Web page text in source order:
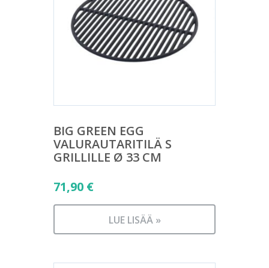
BIG GREEN EGG
VALURAUTARITILÄ S
GRILLILLE Ø 33 CM
71,90 €
LUE LISÄÄ »